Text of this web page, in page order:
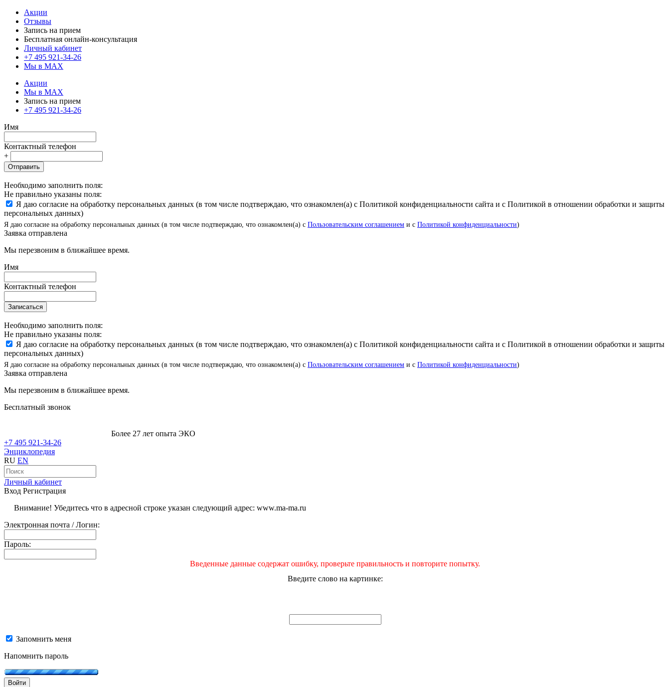
Акции
Отзывы
Запись на прием
Бесплатная онлайн-консультация
Личный кабинет
+7 495 921-34-26
Мы в MAX
Акции
Мы в MAX
Запись на прием
+7 495 921-34-26
Имя
Контактный телефон
+
Отправить
Необходимо заполнить поля:
Не правильно указаны поля:
Я даю согласие на обработку персональных данных (в том числе подтверждаю, что ознакомлен(а) с Политикой конфиденциальности сайта и с Политикой в отношении обработки и защиты
персональных данных)
Я даю согласие на обработку персональных данных (в том числе подтверждаю, что ознакомлен(а) с Пользовательским соглашением и с Политикой конфиденциальности)
Заявка отправлена
Мы перезвоним в ближайшее время.
Имя
Контактный телефон
Записаться
Необходимо заполнить поля:
Не правильно указаны поля:
Я даю согласие на обработку персональных данных (в том числе подтверждаю, что ознакомлен(а) с Политикой конфиденциальности сайта и с Политикой в отношении обработки и защиты
персональных данных)
Я даю согласие на обработку персональных данных (в том числе подтверждаю, что ознакомлен(а) с Пользовательским соглашением и с Политикой конфиденциальности)
Заявка отправлена
Мы перезвоним в ближайшее время.
Бесплатный звонок
Более 27 лет опыта ЭКО
+7 495 921-34-26
Энциклопедия
RU EN
Личный кабинет
Вход Регистрация
Внимание! Убедитесь что в адресной строке указан следующий адрес: www.ma-ma.ru
Электронная почта / Логин:
Пароль:
Введенные данные содержат ошибку, проверьте правильность и повторите попытку.
Введите слово на картинке:
Запомнить меня
Напомнить пароль
Войти